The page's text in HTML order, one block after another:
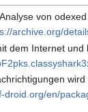
von
archive.org/
dem Internet
droid.org/en/